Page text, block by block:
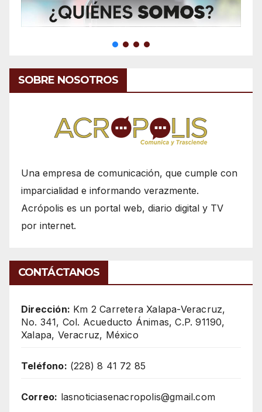
SOBRE NOSOTROS
Una empresa de comunicación, que cumple con
imparcialidad e informando verazmente.
Acrópolis es un portal web, diario digital y TV
por internet.
CONTÁCTANOS
Dirección: Km 2 Carretera Xalapa-Veracruz,
No. 341, Col. Acueducto Ánimas, C.P. 91190,
Xalapa, Veracruz, México
Teléfono: (228) 8 41 72 85
Correo: lasnoticiasenacropolis@gmail.com